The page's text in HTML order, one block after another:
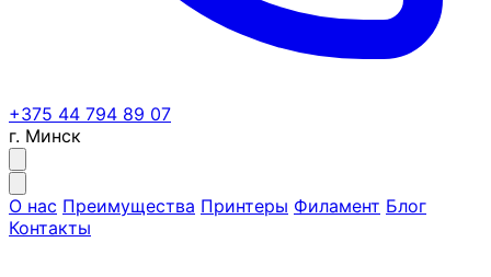
+375 44 794 89 07
г. Минск
О нас Преимущества Принтеры Филамент Блог
Контакты